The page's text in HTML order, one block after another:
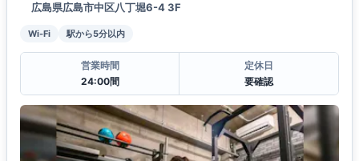
広島県広島市中区八丁堀6-4 3F
Wi-Fi 駅から5分以内
営業時間
24:00間
定休日
要確認